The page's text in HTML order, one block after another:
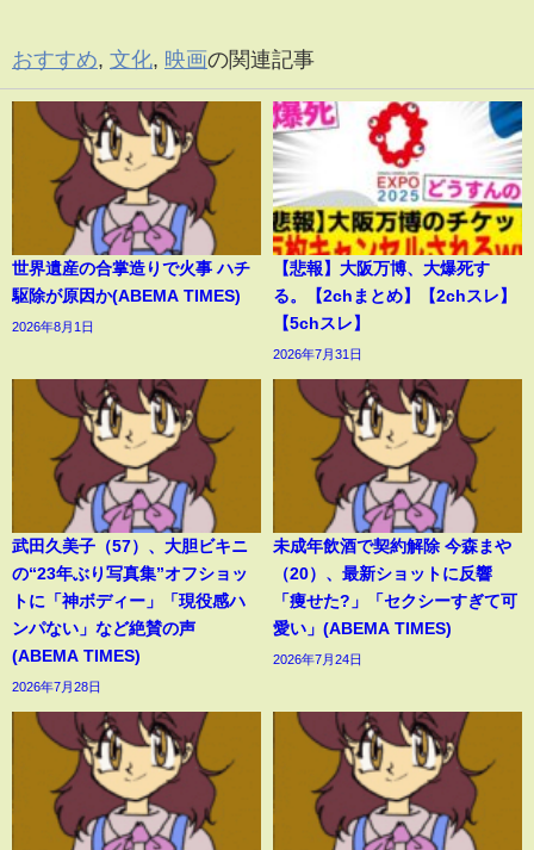
おすすめ, 文化, 映画の関連記事
世界遺産の合掌造りで火事 ハチ
駆除が原因か(ABEMA TIMES)
2026年8月1日
【悲報】大阪万博、大爆死す
る。【2chまとめ】【2chスレ】
【5chスレ】
2026年7月31日
武田久美子（57）、大胆ビキニ
の“23年ぶり写真集”オフショッ
トに「神ボディー」「現役感ハ
ンパない」など絶賛の声
(ABEMA TIMES)
2026年7月28日
未成年飲酒で契約解除 今森まや
（20）、最新ショットに反響
「痩せた?」「セクシーすぎて可
愛い」(ABEMA TIMES)
2026年7月24日